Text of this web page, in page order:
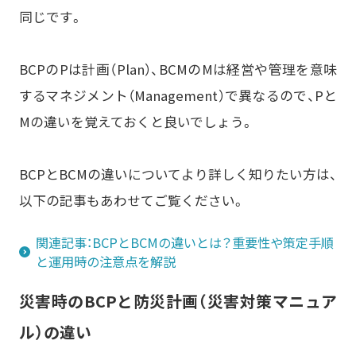
同じです。
BCPのPは計画（Plan）、BCMのMは経営や管理を意味
するマネジメント（Management）で異なるので、Pと
Mの違いを覚えておくと良いでしょう。
BCPとBCMの違いについてより詳しく知りたい方は、
以下の記事もあわせてご覧ください。
関連記事：BCPとBCMの違いとは？重要性や策定手順
と運用時の注意点を解説
災害時のBCPと防災計画（災害対策マニュア
ル）の違い